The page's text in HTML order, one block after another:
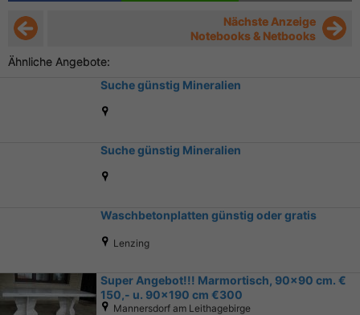
Nächste Anzeige
Notebooks & Netbooks
Ähnliche Angebote:
Suche günstig Mineralien
Suche günstig Mineralien
Waschbetonplatten günstig oder gratis
Lenzing
Super Angebot!!! Marmortisch, 90x90 cm. €
150,- u. 90x190 cm €300
Mannersdorf am Leithagebirge